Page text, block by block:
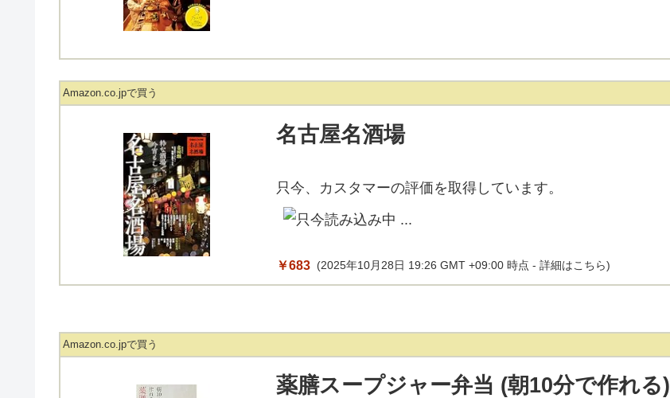
Amazon.co.jpで買う
名古屋名酒場
只今、カスタマーの評価を取得しています。
Amazon.co.jpで買う
薬膳スープジャー弁当 (朝10分で作れる)